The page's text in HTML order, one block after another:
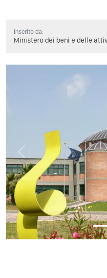
Inserito da:
Ministero dei beni e delle
Previous